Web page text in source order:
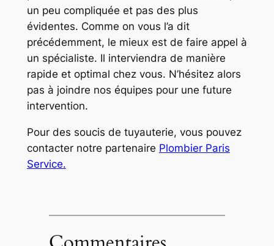
un peu compliquée et pas des plus
évidentes. Comme on vous l’a dit
précédemment, le mieux est de faire appel à
un spécialiste. Il interviendra de manière
rapide et optimal chez vous. N’hésitez alors
pas à joindre nos équipes pour une future
intervention.
Pour des soucis de tuyauterie, vous pouvez
contacter notre partenaire Plombier Paris
Service.